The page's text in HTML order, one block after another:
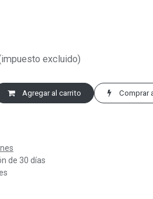
excluido)
Agregar al carrito Comprar
de 30 días